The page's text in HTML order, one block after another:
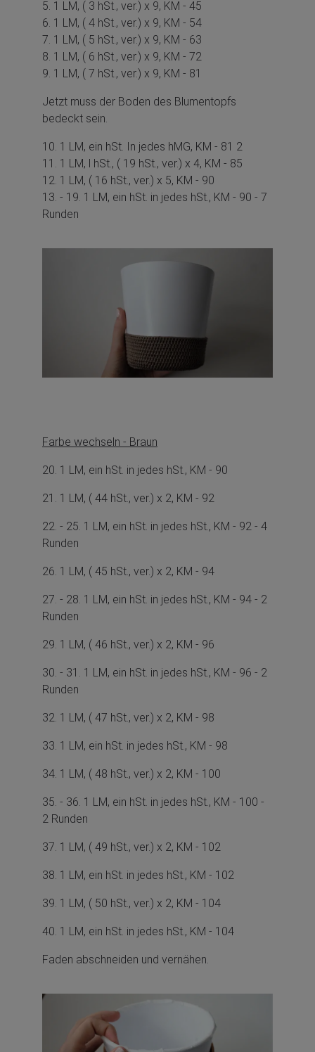
5. 1 LM, ( 3 hSt., ver.) x 9, KM - 45
6. 1 LM, ( 4 hSt., ver.) x 9, KM - 54
7. 1 LM, ( 5 hSt., ver.) x 9, KM - 63
8. 1 LM, ( 6 hSt., ver.) x 9, KM - 72
9. 1 LM, ( 7 hSt., ver.) x 9, KM - 81
Jetzt muss der Boden des Blumentopfs
bedeckt sein.
10. 1 LM, ein hSt. In jedes hMG, KM - 81 2
11. 1 LM, l hSt., ( 19 hSt., ver.) x 4, KM - 85
12. 1 LM, ( 16 hSt., ver.) x 5, KM - 90
13. - 19. 1 LM, ein hSt. in jedes hSt., KM - 90 - 7
Runden
Farbe wechseln - Braun
20. 1 LM, ein hSt. in jedes hSt., KM - 90
21. 1 LM, ( 44 hSt., ver.) x 2, KM - 92
22. - 25. 1 LM, ein hSt. in jedes hSt., KM - 92 - 4
Runden
26. 1 LM, ( 45 hSt., ver.) x 2, KM - 94
27. - 28. 1 LM, ein hSt. in jedes hSt., KM - 94 - 2
Runden
29. 1 LM, ( 46 hSt., ver.) x 2, KM - 96
30. - 31. 1 LM, ein hSt. in jedes hSt., KM - 96 - 2
Runden
32. 1 LM, ( 47 hSt., ver.) x 2, KM - 98
33. 1 LM, ein hSt. in jedes hSt., KM - 98
34. 1 LM, ( 48 hSt., ver.) x 2, KM - 100
35. - 36. 1 LM, ein hSt. in jedes hSt., KM - 100 -
2 Runden
37. 1 LM, ( 49 hSt., ver.) x 2, KM - 102
38. 1 LM, ein hSt. in jedes hSt., KM - 102
39. 1 LM, ( 50 hSt., ver.) x 2, KM - 104
40. 1 LM, ein hSt. in jedes hSt., KM - 104
Faden abschneiden und vernähen.